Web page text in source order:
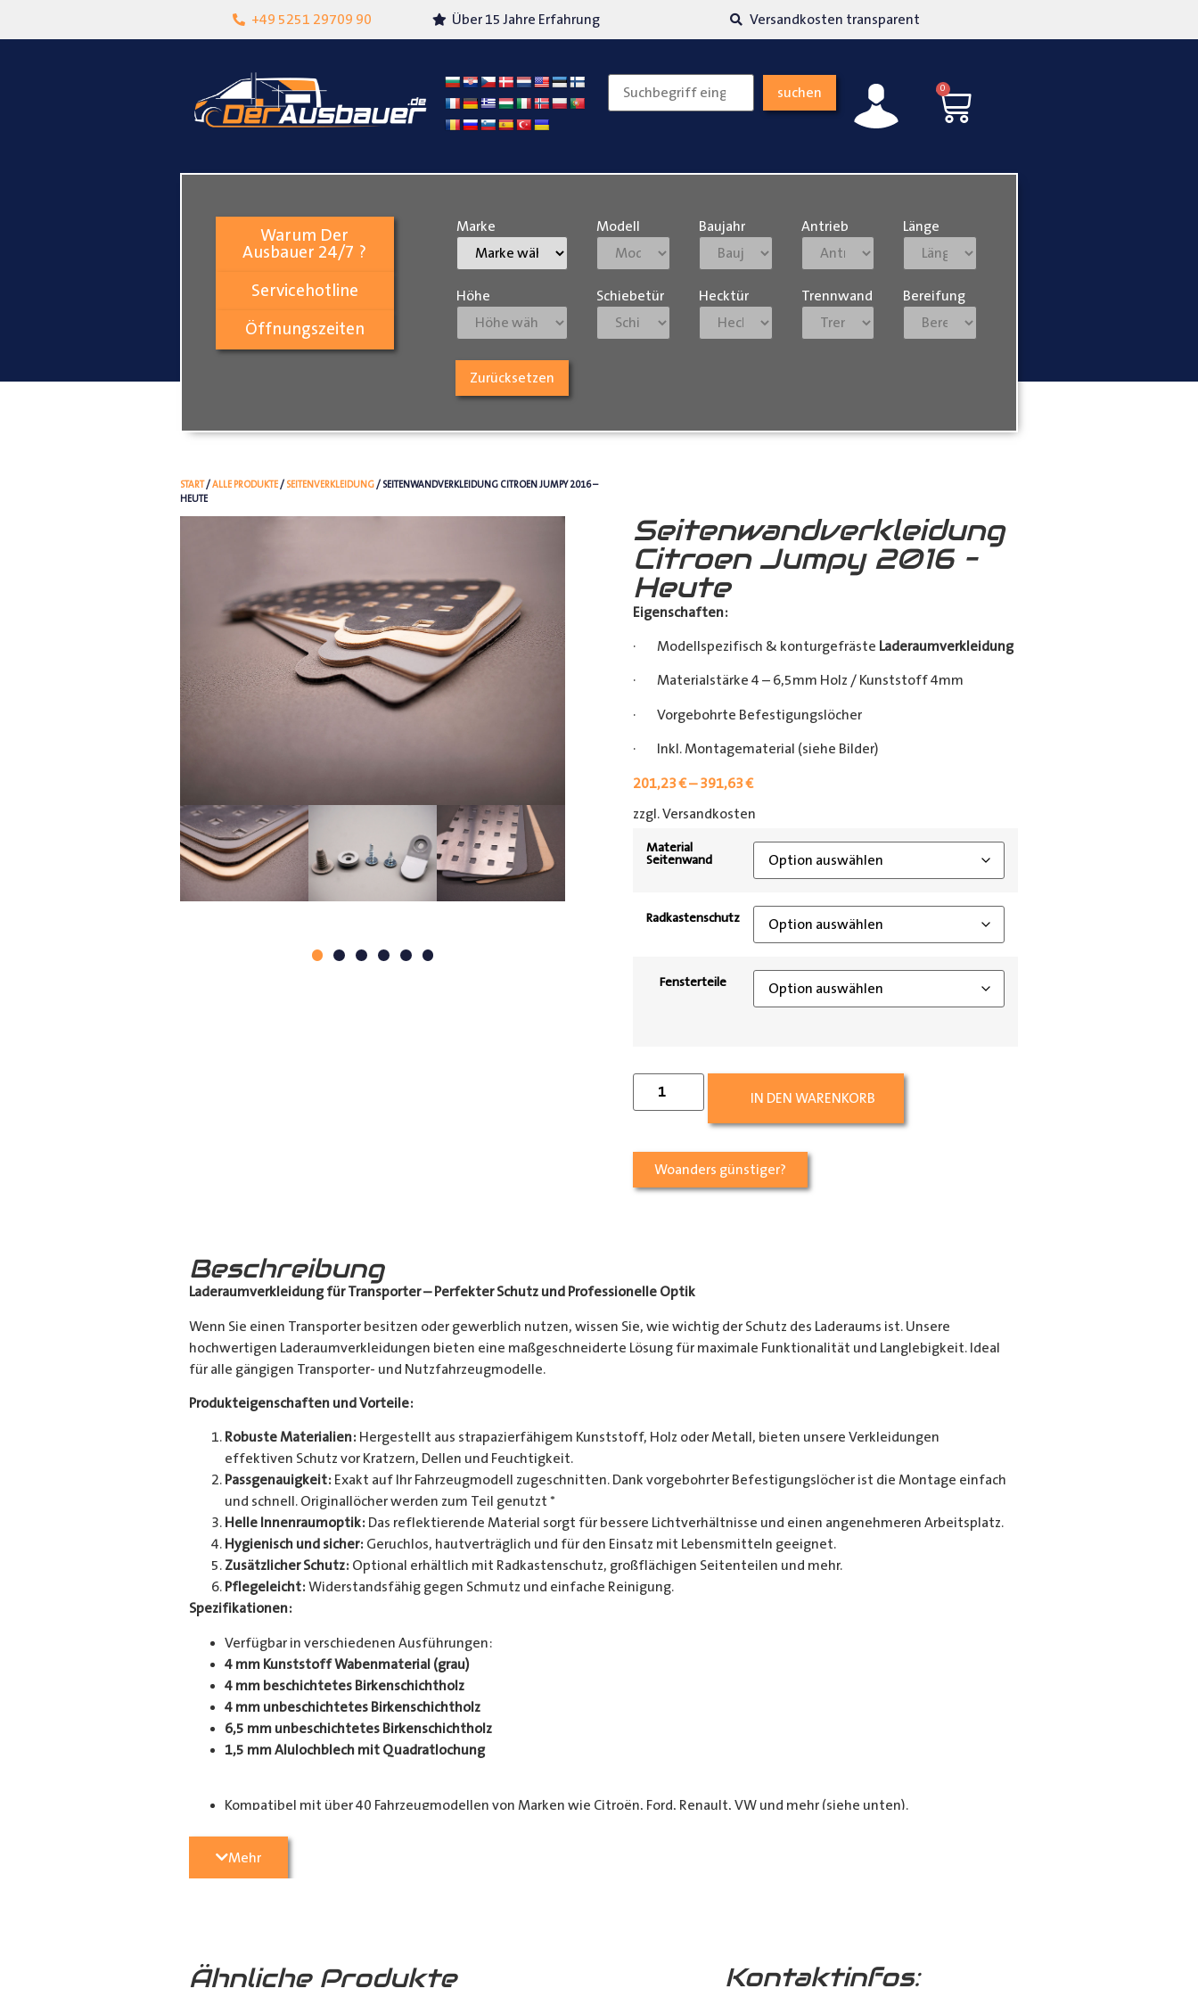
+49 5251 29709 90
Lokalgeschäft in Paderborn Über 15 Jahre Erfahrung Versandkosten transparent
suchen 0
Warum Der
Ausbauer 24/7 ?
Servicehotline
Öffnungszeiten
Marke Modell Baujahr Antrieb Länge
Höhe Schiebetür Hecktür Trennwand Bereifung
Zurücksetzen
START/ALLE PRODUKTE/ SEITENVERKLEIDUNG/ SEITENWANDVERKLEIDUNG CITROEN JUMPY 2016 –
HEUTE
Seitenwandverkleidung
Citroen Jumpy 2016 –
Heute
Eigenschaften:
· Modellspezifisch & konturgefräste Laderaumverkleidung
· Materialstärke 4 – 6,5mm Holz / Kunststoff 4mm
· Vorgebohrte Befestigungslöcher
· Inkl. Montagematerial (siehe Bilder)
201,23€–391,63€
zzgl. Versandkosten
Material
Seitenwand
Radkastenschutz
Fensterteile
IN DEN WARENKORB
Woanders günstiger?
Beschreibung
Laderaumverkleidung für Transporter – Perfekter Schutz und Professionelle Optik
Wenn Sie einen Transporter besitzen oder gewerblich nutzen, wissen Sie, wie wichtig der Schutz des Laderaums ist. Unsere
hochwertigen Laderaumverkleidungen bieten eine maßgeschneiderte Lösung für maximale Funktionalität und Langlebigkeit. Ideal
für alle gängigen Transporter- und Nutzfahrzeugmodelle.
Produkteigenschaften und Vorteile:
Robuste Materialien: Hergestellt aus strapazierfähigem Kunststoff, Holz oder Metall, bieten unsere Verkleidungen
effektiven Schutz vor Kratzern, Dellen und Feuchtigkeit.
Passgenauigkeit: Exakt auf Ihr Fahrzeugmodell zugeschnitten. Dank vorgebohrter Befestigungslöcher ist die Montage einfach
und schnell. Originallöcher werden zum Teil genutzt *
Helle Innenraumoptik: Das reflektierende Material sorgt für bessere Lichtverhältnisse und einen angenehmeren Arbeitsplatz.
Hygienisch und sicher: Geruchlos, hautverträglich und für den Einsatz mit Lebensmitteln geeignet.
Zusätzlicher Schutz: Optional erhältlich mit Radkastenschutz, großflächigen Seitenteilen und mehr.
Pflegeleicht: Widerstandsfähig gegen Schmutz und einfache Reinigung.
Spezifikationen:
Verfügbar in verschiedenen Ausführungen:
4 mm Kunststoff Wabenmaterial (grau)
4 mm beschichtetes Birkenschichtholz
4 mm unbeschichtetes Birkenschichtholz
6,5 mm unbeschichtetes Birkenschichtholz
1,5 mm Alulochblech mit Quadratlochung
Kompatibel mit über 40 Fahrzeugmodellen von Marken wie Citroën, Ford, Renault, VW und mehr (siehe unten).
Perfekt geeignet für Handwerker, Kurier- und Lieferdienste sowie Transportunternehmen. Unsere Verkleidungen bieten optimalen
Schutz für Ihren Laderaum, wodurch Ihr Fahrzeug länger in Top-Zustand bleibt.
Mehr
Ähnliche Produkte Kontaktinfos: